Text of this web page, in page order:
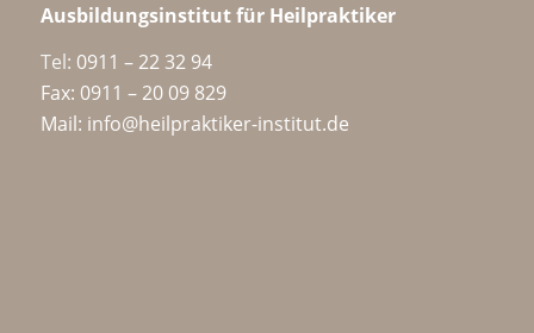
Ausbildungsinstitut für Heilpraktiker
Tel: 0911 – 22 32 94
Fax: 0911 – 20 09 829
Mail: info@heilpraktiker-institut.de